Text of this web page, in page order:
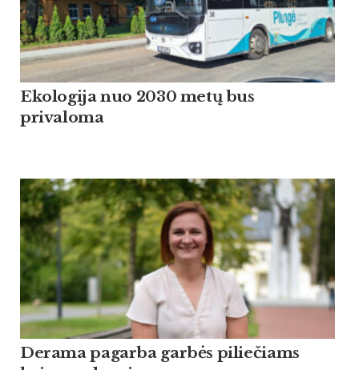
Ekologija nuo 2030 metų bus
privaloma
Derama pagarba garbės piliečiams